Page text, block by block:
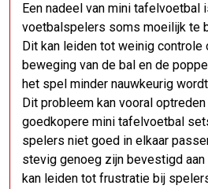
Een nadeel van mini tafelvoetbal
voetbalspelers soms moeilijk te
Dit kan leiden tot weinig controle
beweging van de bal en de
het spel minder nauwkeurig
Dit probleem kan vooral
goedkopere mini tafelvoetbal
spelers niet goed in elkaar
stevig genoeg zijn bevestigd aan
kan leiden tot frustratie bij